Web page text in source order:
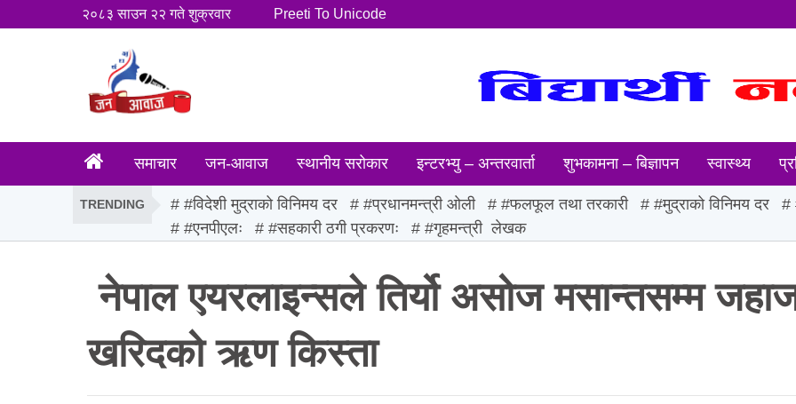
२०८३ साउन २२ गते शुक्रवार Preeti To Unicode
समाचार जन-आवाज स्थानीय सरोकार इन्टरभ्यु – अन्तरवार्ता शुभकामना – बिज्ञापन स्वास्थ्य
TRENDING #विदेशी मुद्राको विनिमय दर #प्रधानमन्त्री ओली #फलफूल तथा तरकारी #मुद्राको विनिमय दर
#एनपीएलः
#सहकारी ठगी प्रकरणः #गृहमन्त्री लेखक
नेपाल एयरलाइन्सले तिर्यो असोज मसान्तसम्म
खरिदको ऋण किस्ता